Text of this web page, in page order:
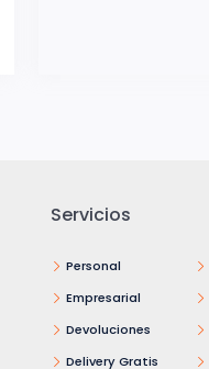
Servicios
Personal
Empresarial
Devoluciones
Delivery Gratis